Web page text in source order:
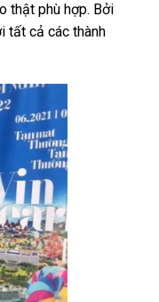
thật phù hợp. Bởi
tất cả các thành